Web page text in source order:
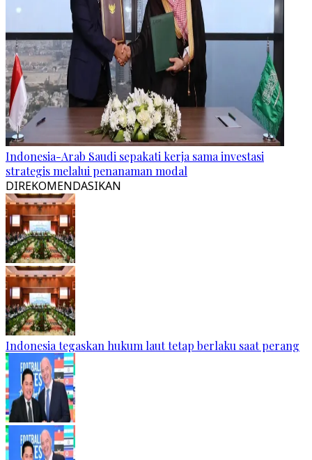
Indonesia-Arab Saudi sepakati kerja sama investasi
strategis melalui penanaman modal
DIREKOMENDASIKAN
Indonesia tegaskan hukum laut tetap berlaku saat perang